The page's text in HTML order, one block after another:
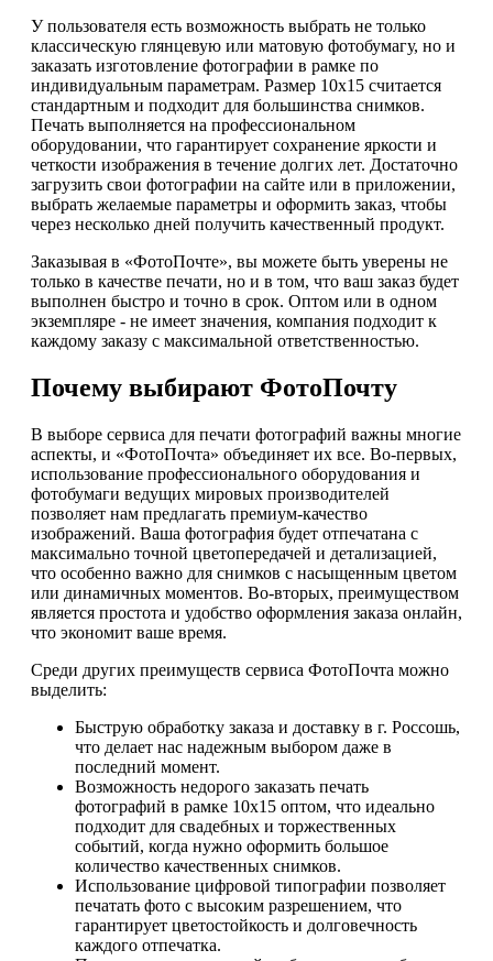
У пользователя есть возможность выбрать не только
классическую глянцевую или матовую фотобумагу, но и
заказать изготовление фотографии в рамке по
индивидуальным параметрам. Размер 10х15 считается
стандартным и подходит для большинства снимков.
Печать выполняется на профессиональном
оборудовании, что гарантирует сохранение яркости и
четкости изображения в течение долгих лет. Достаточно
загрузить свои фотографии на сайте или в приложении,
выбрать желаемые параметры и оформить заказ, чтобы
через несколько дней получить качественный продукт.
Заказывая в «ФотоПочте», вы можете быть уверены не
только в качестве печати, но и в том, что ваш заказ будет
выполнен быстро и точно в срок. Оптом или в одном
экземпляре - не имеет значения, компания подходит к
каждому заказу с максимальной ответственностью.
Почему выбирают ФотоПочту
В выборе сервиса для печати фотографий важны многие
аспекты, и «ФотоПочта» объединяет их все. Во-первых,
использование профессионального оборудования и
фотобумаги ведущих мировых производителей
позволяет нам предлагать премиум-качество
изображений. Ваша фотография будет отпечатана с
максимально точной цветопередачей и детализацией,
что особенно важно для снимков с насыщенным цветом
или динамичных моментов. Во-вторых, преимуществом
является простота и удобство оформления заказа онлайн,
что экономит ваше время.
Среди других преимуществ сервиса ФотоПочта можно
выделить:
Быструю обработку заказа и доставку в г. Россошь,
что делает нас надежным выбором даже в
последний момент.
Возможность недорого заказать печать
фотографий в рамке 10х15 оптом, что идеально
подходит для свадебных и торжественных
событий, когда нужно оформить большое
количество качественных снимков.
Использование цифровой типографии позволяет
печатать фото с высоким разрешением, что
гарантирует цветостойкость и долговечность
каждого отпечатка.